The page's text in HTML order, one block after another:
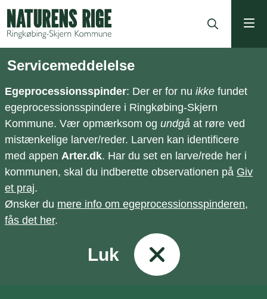
Servicemeddelelse
Egeprocessionsspinder: Der er for nu ikke fundet
egeprocessionsspindere i Ringkøbing-Skjern
Kommune. Vær opmærksom og undgå at røre ved
mistænkelige larver/reder. Larven kan identificere
med appen Arter.dk. Har du set en larve/rede her i
kommunen, skal du indberette observationen på Giv
et praj.
Ønsker du mere info om egeprocessionsspinderen,
fås det her.
Luk